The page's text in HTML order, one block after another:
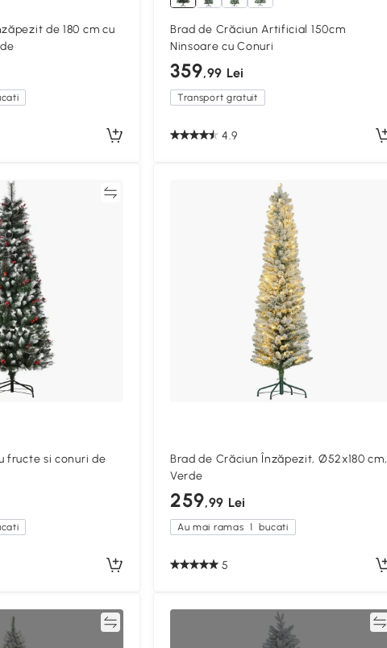
de 180 cm cu
Brad de Crăciun Artificial 150cm
Ninsoare cu Conuri
359,99 Lei
Transport gratuit
4.9
fructe si conuri de
Brad de Crăciun Înzăpezit, Ø52x180 cm,
Verde
259,99 Lei
Au mai ramas 1 bucati
5